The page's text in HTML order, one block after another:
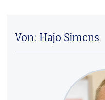
Von: Hajo Simons